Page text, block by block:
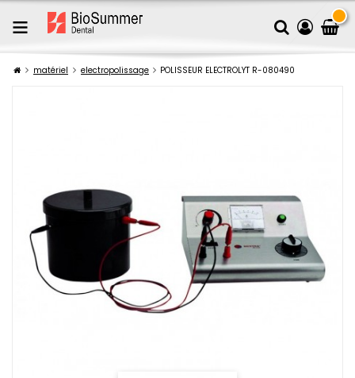
matériel electropolissage POLISSEUR ELECTROLYT R-080490